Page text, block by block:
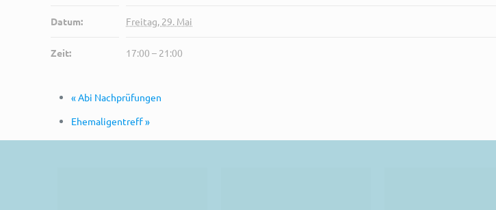
Datum: Freitag, 29. Mai
Zeit: 17:00 – 21:00
«Abi Nachprüfungen
Ehemaligentreff»